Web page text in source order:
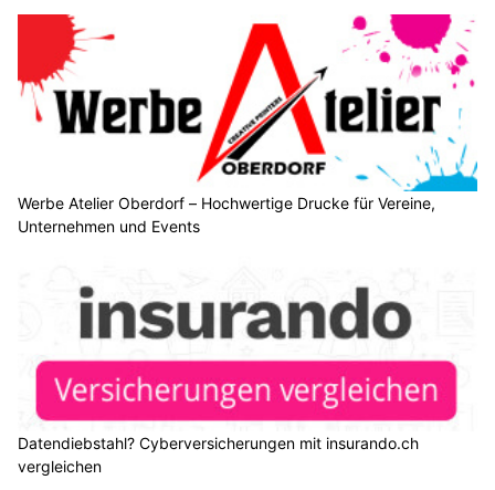
Werbe Atelier Oberdorf – Hochwertige Drucke für Vereine,
Unternehmen und Events
Datendiebstahl? Cyberversicherungen mit insurando.ch
vergleichen